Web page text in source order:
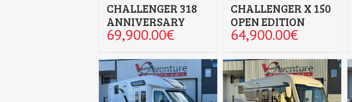
CHALLENGER 318
ANNIVERSARY
69,900.00€
CHALLENGER X 150
OPEN EDITION
64,900.00€